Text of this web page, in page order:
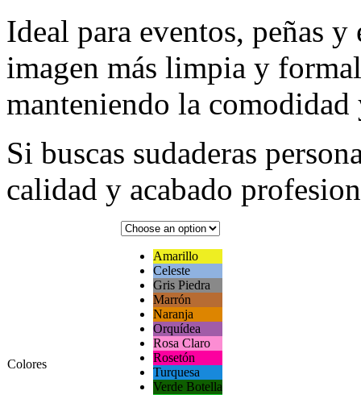
Ideal para eventos, peñas
imagen más limpia y
manteniendo la
Si buscas sudaderas
calidad y acabado
Colores
Amarillo
Celeste
Gris Piedra
Marrón
Naranja
Orquídea
Rosa Claro
Rosetón
Turquesa
Verde Botella